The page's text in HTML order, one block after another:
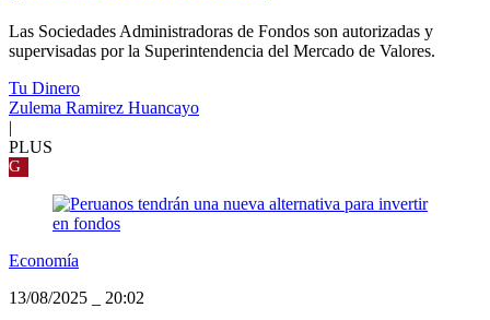
Las Sociedades Administradoras de Fondos son autorizadas y
supervisadas por la Superintendencia del Mercado de Valores.
Tu Dinero
Zulema Ramirez Huancayo
|
PLUS
G
Economía
13/08/2025
20:02